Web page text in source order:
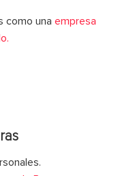
como una empresa